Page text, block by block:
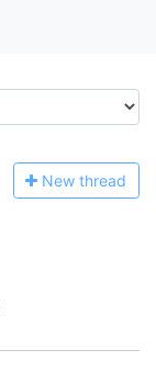
New thread